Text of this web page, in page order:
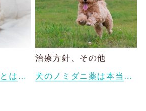
犬の抗がん剤治療とは？副作用や生活の質（QOL）を守るためにできること
治療方針、その他
犬のノミダニ薬は本当に必要？愛犬に合った予防方法の1つとしての漢方薬